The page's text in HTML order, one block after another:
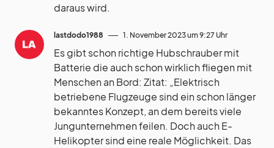
daraus wird.
lastdodo1988 1. November 2023 um 9:27 Uhr
Es gibt schon richtige Hubschrauber mit
Batterie die auch schon wirklich fliegen mit
Menschen an Bord: Zitat: „Elektrisch
betriebene Flugzeuge sind ein schon länger
bekanntes Konzept, an dem bereits viele
Jungunternehmen feilen. Doch auch E-
Helikopter sind eine reale Möglichkeit. Das